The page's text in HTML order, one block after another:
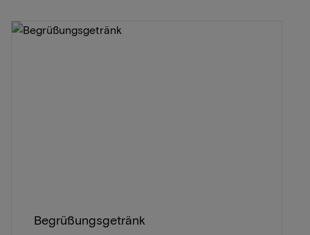
Begrüßungsgetränk